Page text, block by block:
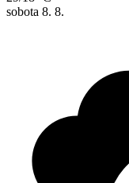
sobota 8. 8.